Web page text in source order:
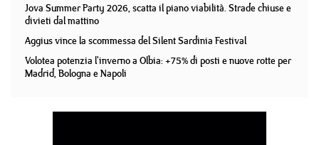
Jova Summer Party 2026, scatta il piano viabilità. Strade chiuse e
divieti dal mattino
Aggius vince la scommessa del Silent Sardinia Festival
Volotea potenzia l'inverno a Olbia: +75% di posti e nuove rotte per
Madrid, Bologna e Napoli